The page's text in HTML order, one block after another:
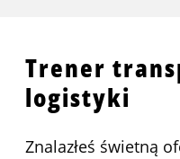
Trener
logistyki
Znalazłeś świetną